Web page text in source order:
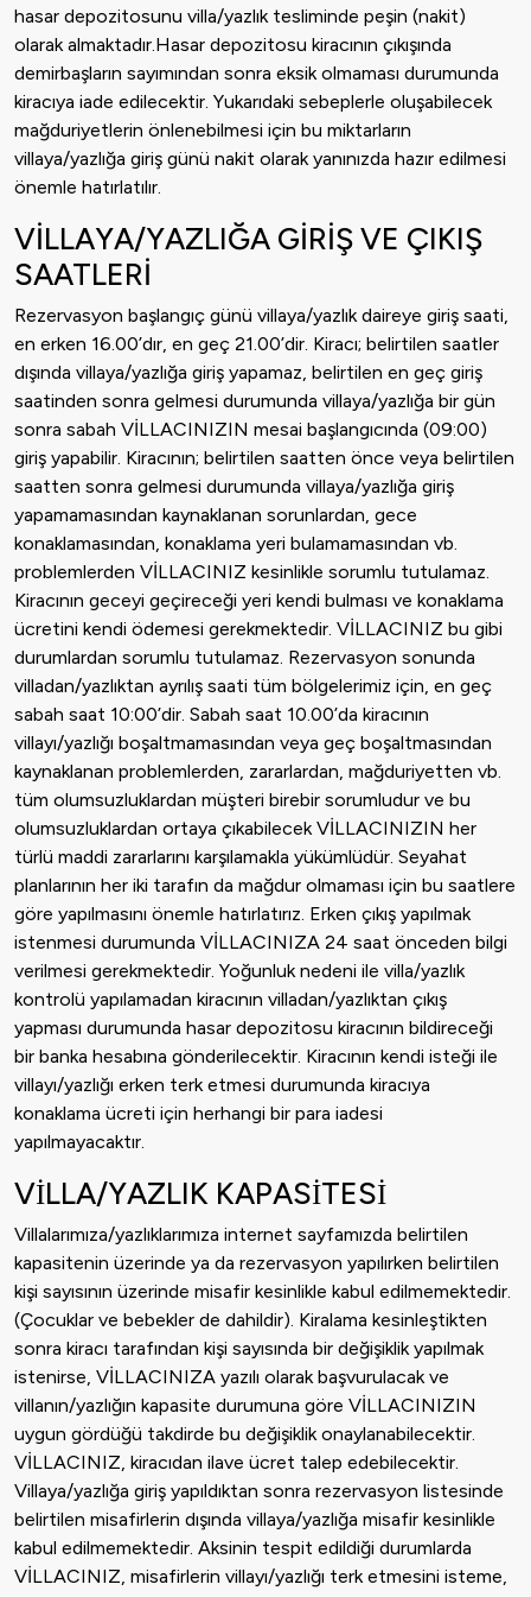
hasar depozitosunu villa/yazlık tesliminde peşin (nakit)
olarak almaktadır.Hasar depozitosu kiracının çıkışında
demirbaşların sayımından sonra eksik olmaması durumunda
kiracıya iade edilecektir. Yukarıdaki sebeplerle oluşabilecek
mağduriyetlerin önlenebilmesi için bu miktarların
villaya/yazlığa giriş günü nakit olarak yanınızda hazır edilmesi
önemle hatırlatılır.
VİLLAYA/YAZLIĞA GİRİŞ VE ÇIKIŞ
SAATLERİ
Rezervasyon başlangıç günü villaya/yazlık daireye giriş saati,
en erken 16.00’dır, en geç 21.00’dir. Kiracı; belirtilen saatler
dışında villaya/yazlığa giriş yapamaz, belirtilen en geç giriş
saatinden sonra gelmesi durumunda villaya/yazlığa bir gün
sonra sabah VİLLACINIZIN mesai başlangıcında (09:00)
giriş yapabilir. Kiracının; belirtilen saatten önce veya belirtilen
saatten sonra gelmesi durumunda villaya/yazlığa giriş
yapamamasından kaynaklanan sorunlardan, gece
konaklamasından, konaklama yeri bulamamasından vb.
problemlerden VİLLACINIZ kesinlikle sorumlu tutulamaz.
Kiracının geceyi geçireceği yeri kendi bulması ve konaklama
ücretini kendi ödemesi gerekmektedir. VİLLACINIZ bu gibi
durumlardan sorumlu tutulamaz. Rezervasyon sonunda
villadan/yazlıktan ayrılış saati tüm bölgelerimiz için, en geç
sabah saat 10:00’dir. Sabah saat 10.00’da kiracının
villayı/yazlığı boşaltmamasından veya geç boşaltmasından
kaynaklanan problemlerden, zararlardan, mağduriyetten vb.
tüm olumsuzluklardan müşteri birebir sorumludur ve bu
olumsuzluklardan ortaya çıkabilecek VİLLACINIZIN her
türlü maddi zararlarını karşılamakla yükümlüdür. Seyahat
planlarının her iki tarafın da mağdur olmaması için bu saatlere
göre yapılmasını önemle hatırlatırız. Erken çıkış yapılmak
istenmesi durumunda VİLLACINIZA 24 saat önceden bilgi
verilmesi gerekmektedir. Yoğunluk nedeni ile villa/yazlık
kontrolü yapılamadan kiracının villadan/yazlıktan çıkış
yapması durumunda hasar depozitosu kiracının bildireceği
bir banka hesabına gönderilecektir. Kiracının kendi isteği ile
villayı/yazlığı erken terk etmesi durumunda kiracıya
konaklama ücreti için herhangi bir para iadesi
yapılmayacaktır.
VİLLA/YAZLIK KAPASİTESİ
Villalarımıza/yazlıklarımıza internet sayfamızda belirtilen
kapasitenin üzerinde ya da rezervasyon yapılırken belirtilen
kişi sayısının üzerinde misafir kesinlikle kabul edilmemektedir.
(Çocuklar ve bebekler de dahildir). Kiralama kesinleştikten
sonra kiracı tarafından kişi sayısında bir değişiklik yapılmak
istenirse, VİLLACINIZA yazılı olarak başvurulacak ve
villanın/yazlığın kapasite durumuna göre VİLLACINIZIN
uygun gördüğü takdirde bu değişiklik onaylanabilecektir.
VİLLACINIZ, kiracıdan ilave ücret talep edebilecektir.
Villaya/yazlığa giriş yapıldıktan sonra rezervasyon listesinde
belirtilen misafirlerin dışında villaya/yazlığa misafir kesinlikle
kabul edilmemektedir. Aksinin tespit edildiği durumlarda
VİLLACINIZ, misafirlerin villayı/yazlığı terk etmesini isteme,